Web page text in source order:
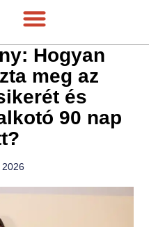
Hogyan
meg az
és
90 nap
2026